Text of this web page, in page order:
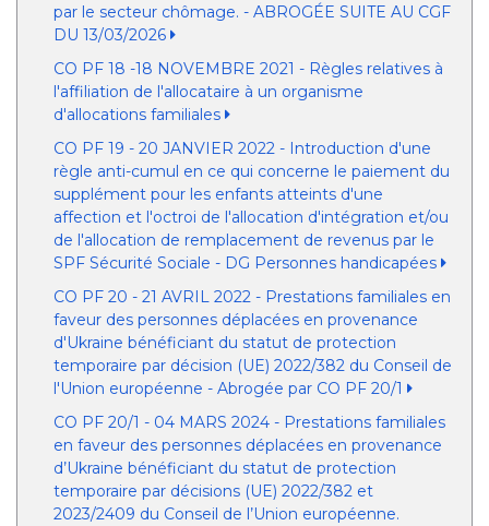
par le secteur chômage. - ABROGÉE SUITE AU CGF
DU 13/03/2026
CO PF 18 -18 NOVEMBRE 2021 - Règles relatives à
l'affiliation de l'allocataire à un organisme
d'allocations familiales
CO PF 19 - 20 JANVIER 2022 - Introduction d'une
règle anti-cumul en ce qui concerne le paiement du
supplément pour les enfants atteints d'une
affection et l'octroi de l'allocation d'intégration et/ou
de l'allocation de remplacement de revenus par le
SPF Sécurité Sociale - DG Personnes handicapées
CO PF 20 - 21 AVRIL 2022 - Prestations familiales en
faveur des personnes déplacées en provenance
d'Ukraine bénéficiant du statut de protection
temporaire par décision (UE) 2022/382 du Conseil de
l'Union européenne - Abrogée par CO PF 20/1
CO PF 20/1 - 04 MARS 2024 - Prestations familiales
en faveur des personnes déplacées en provenance
d’Ukraine bénéficiant du statut de protection
temporaire par décisions (UE) 2022/382 et
2023/2409 du Conseil de l’Union européenne.